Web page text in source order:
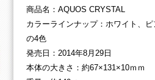
商品名：AQUOS CRYSTAL
カラーラインナップ：ホワイト、
の4色
発売日：2014年8月29日
本体の大きさ：約67×131×10ｍｍ